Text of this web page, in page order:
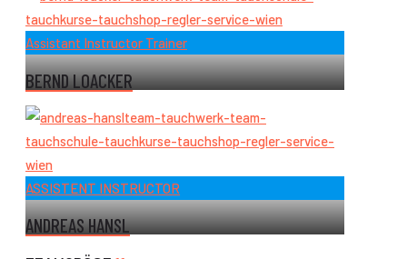
Assistant Instructor Trainer
BERND LOACKER
ASSISTENT INSTRUCTOR
ANDREAS HANSL